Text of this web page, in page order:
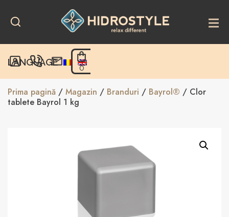
content
LANGUAGE
0
Prima pagină / Magazin / Branduri / Bayrol® / Clor
tablete Bayrol 1 kg